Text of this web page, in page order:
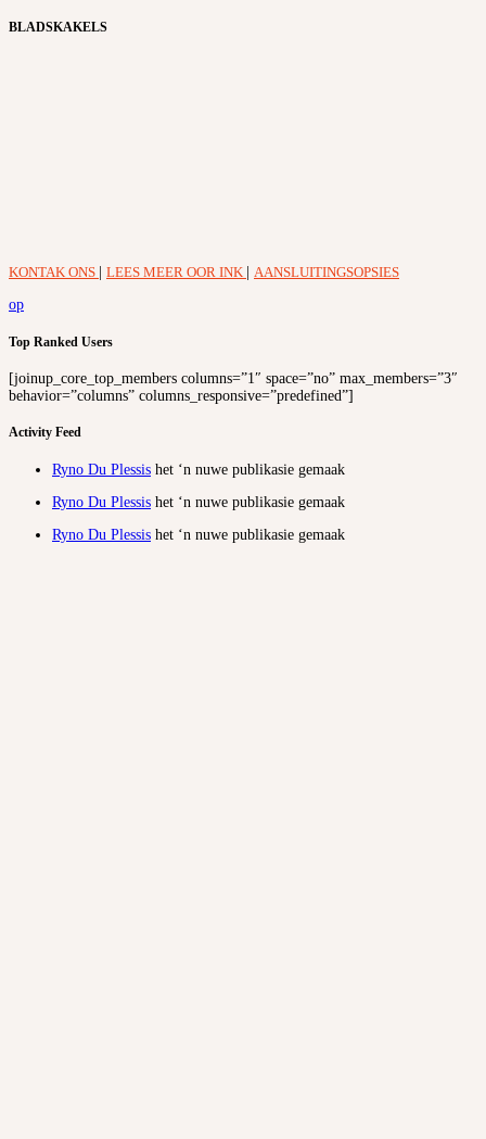
BLADSKAKELS
KONTAK ONS LEES MEER OOR INK
AANSLUITINGSOPSIES
op
Top Ranked Users
[joinup_core_top_members columns=”1″ space=”no” max_members=”3″
behavior=”columns” columns_responsive=”predefined”]
Activity Feed
Ryno Du Plessis het ‘n nuwe publikasie gemaak
Ryno Du Plessis het ‘n nuwe publikasie gemaak
Ryno Du Plessis het ‘n nuwe publikasie gemaak